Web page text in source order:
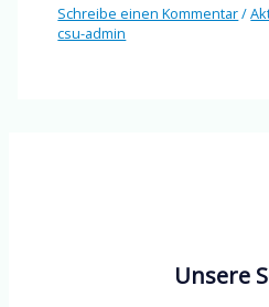
Schreibe einen Kommentar/
csu-admin
Unsere